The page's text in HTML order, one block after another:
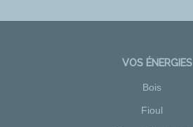
VOS ÉNERGIES
Bois
Fioul